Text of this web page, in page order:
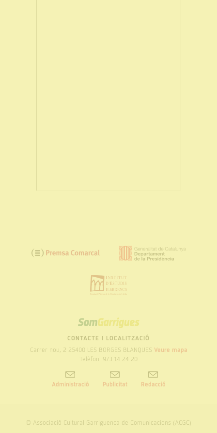
SOM
GARRIGUES
CONTACTE I LOCALITZACIÓ
Carrer nou, 2 25400 LES BORGES BLANQUES Veure mapa
Telèfon: 973 14 24 20
Administració Publicitat Redacció
© Associació Cultural Garriguenca de Comunicacions (ACGC)